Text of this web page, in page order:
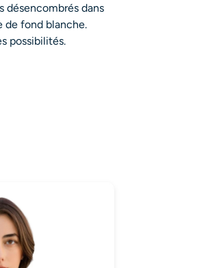
désencombrés dans
de fond blanche.
possibilités.